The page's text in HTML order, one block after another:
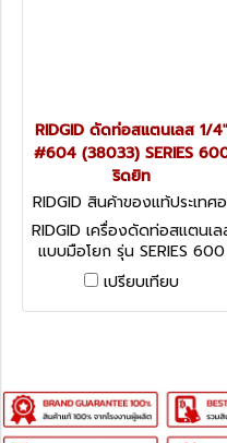
RIDGID ดัดท่อสแตนเลส 1/4"
#604 (38033) SERIES
ริดยิท
RIDGID สินค้าของแท้ประเทศอ
มริกา 38033
RIDGID เครื่องดัดท่อสแตนเล
แบบมือโยก รุ่น SERIES 600
TUBE BENDER ถูกออกแบบมา
เพื่อใช้สำหรับดัดท่อสแตนเลส,
ไททาเนียม และท่อชนิดต่างๆ
เปรียบเทียบ